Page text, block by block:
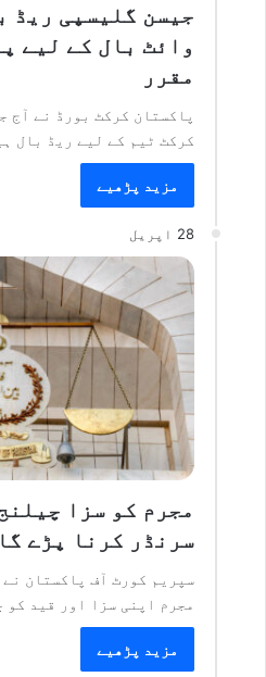
جیسن گلیسپی ریڈ
وائٹ بال کے لیے
مقرر
پاکستان کرکٹ بورڈ نے آج
کرکٹ ٹیم کے لیے ریڈ بال
مزید پڑھیے
28 اپریل
مجرم کو سزا
سرنڈر کرنا پڑے
سپریم کورٹ آف پاکستان
مجرم اپنی سزا اور قید
مزید پڑھیے